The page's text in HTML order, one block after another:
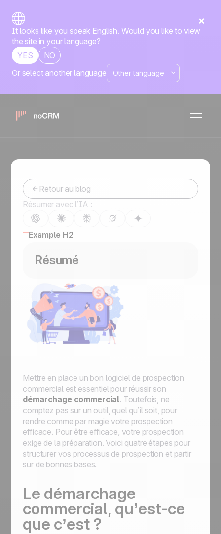
It looks like you speak English. Would you like to view
the site in your language?
YES
NO
Or select another language
Comment mettre en place
et réussir son démarchage
Retour au blog
Résumer avec l’IA :
Example H2
Résumé
Mettre en place un bon logiciel de prospection
commercial est essentiel pour réussir son
démarchage commercial. Toutefois, ne
comptez pas sur un outil, quel qu’il soit, pour
rendre comme par magie votre prospection
efficace. Pour être efficace, votre prospection
exige de la préparation. Voici quatre étapes pour
structurer vos processus de prospection et partir
sur de bonnes bases.
Le démarchage
commercial, qu’est-ce
que c’est ?